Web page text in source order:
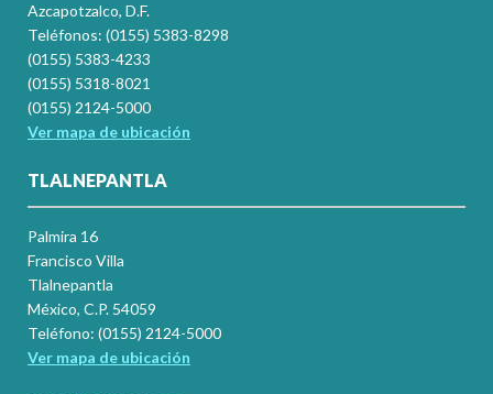
Azcapotzalco, D.F.
Teléfonos: (0155) 5383-8298
(0155) 5383-4233
(0155) 5318-8021
(0155) 2124-5000
Ver mapa de ubicación
TLALNEPANTLA
Palmira 16
Francisco Villa
Tlalnepantla
México, C.P. 54059
Teléfono: (0155) 2124-5000
Ver mapa de ubicación